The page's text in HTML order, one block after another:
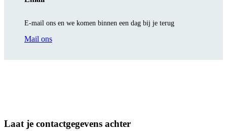
E-mail ons en we komen binnen een dag bij je terug
Mail ons
Laat je contactgegevens achter